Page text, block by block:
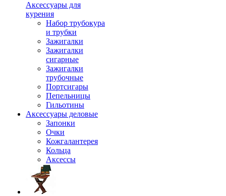
Аксессуары для
курения
Набор трубокура
и трубки
Зажигалки
Зажигалки
сигарные
Зажигалки
трубочные
Портсигары
Пепельницы
Гильотины
Аксессуары деловые
Запонки
Очки
Кожгалантерея
Кольца
Аксессы